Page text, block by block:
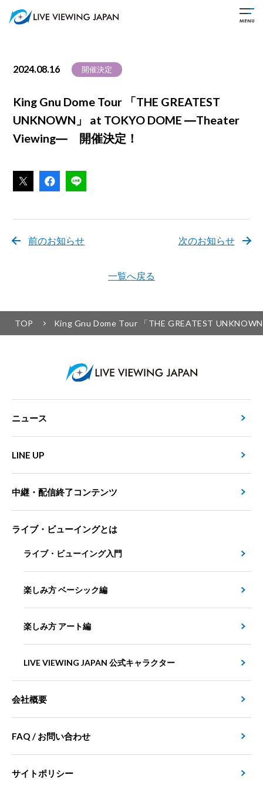
2024.08.16 開催決定
King Gnu Dome Tour 「THE GREATEST
UNKNOWN」 at TOKYO DOME ―Theater
Viewing― 開催決定！
前のお知らせ
一覧へ戻る
次のお知らせ
TOP King Gnu Dome Tour 「THE GREATEST
ニュース
LINE UP
中継・配信終了コンテンツ
ライブ・ビューイングとは
ライブ・ビューイング入門
楽しみ方 ベーシック編
楽しみ方 アート編
LIVE VIEWING JAPAN 公式キャラクター
会社概要
FAQ / お問い合わせ
サイトポリシー